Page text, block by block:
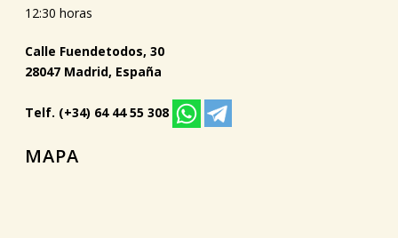
12:30 horas
Calle Fuendetodos, 30
28047 Madrid, España
Telf. (+34) 64 44 55 308
MAPA